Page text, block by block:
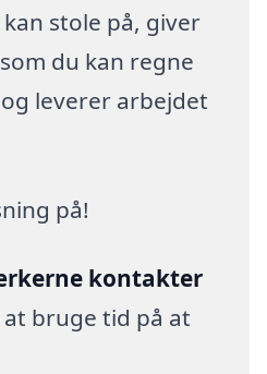
stole på, giver
du kan regne
leverer arbejdet
på!
kontakter
at bruge tid på at